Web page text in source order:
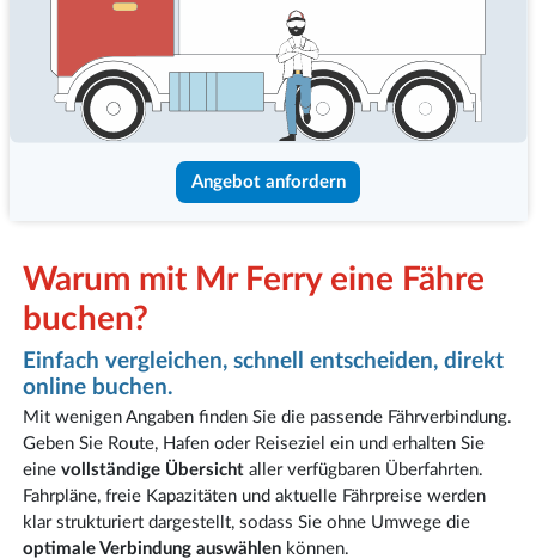
Angebot anfordern
Warum mit Mr Ferry eine Fähre
buchen?
Einfach vergleichen, schnell entscheiden, direkt
online buchen.
Mit wenigen Angaben finden Sie die passende Fährverbindung.
Geben Sie Route, Hafen oder Reiseziel ein und erhalten Sie
eine vollständige Übersichtaller verfügbaren Überfahrten.
Fahrpläne, freie Kapazitäten und aktuelle Fährpreise werden
klar strukturiert dargestellt, sodass Sie ohne Umwege die
optimale Verbindung auswählenkönnen.